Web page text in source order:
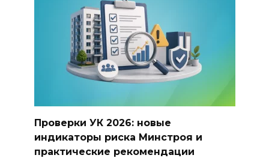
Проверки УК 2026: новые
индикаторы риска Минстроя и
практические рекомендации